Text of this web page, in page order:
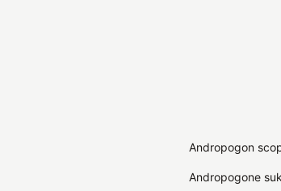
Andropogon
Andropogone